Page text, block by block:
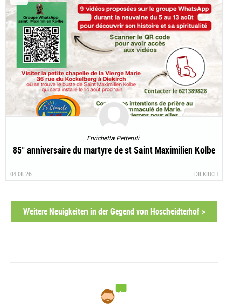
Enrichetta Petteruti
85° anniversaire du martyre de st Saint Maximilien Kolbe
04.08.26 DIEKIRCH
Weitere Neuigkeiten in der Gegend von Hoscheidterhof >